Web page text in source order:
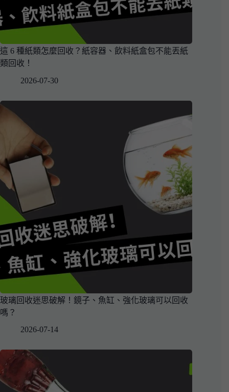
這 6 種紙類怎麼回收？紙容器、飲料紙盒包不能丟紙
類回收！
2026-07-30
玻璃回收迷思破解！鏡子、魚缸、強化玻璃可以回收
嗎？
2026-07-14